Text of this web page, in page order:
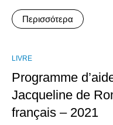
Περισσότερα
LIVRE
Programme
Jacqueline de
français – 2021